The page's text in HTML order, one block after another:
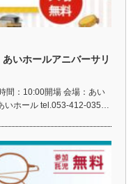
いホールアニバーサリ
間：10:00開場 会場：あい
いホール tel.053-412-035…